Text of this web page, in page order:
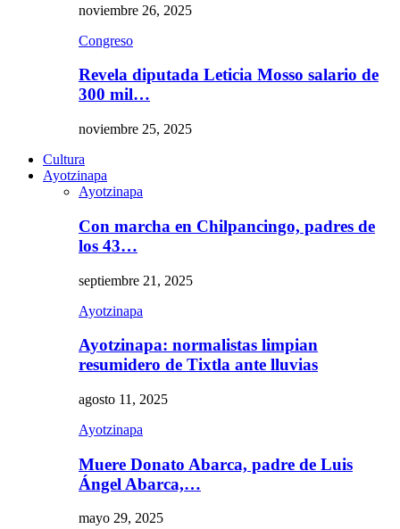
noviembre 26, 2025
Congreso
Revela diputada Leticia Mosso salario de
300 mil…
noviembre 25, 2025
Cultura
Ayotzinapa
Ayotzinapa
Con marcha en Chilpancingo, padres de
los 43…
septiembre 21, 2025
Ayotzinapa
Ayotzinapa: normalistas limpian
resumidero de Tixtla ante lluvias
agosto 11, 2025
Ayotzinapa
Muere Donato Abarca, padre de Luis
Ángel Abarca,…
mayo 29, 2025